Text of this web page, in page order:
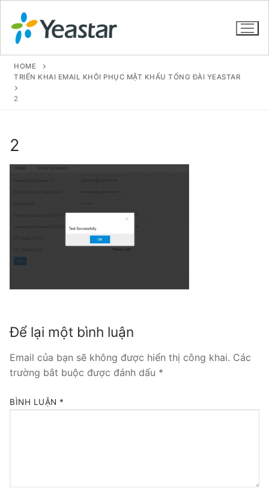
Tổng đài VoIP Yeastar S20
Tổng đài VoIP Yeastar S50
Tổng đài VoIP Yeastar S300
Tổng đài Yeastar Cloud
IPPBX FOR LARGE ENTERPRISES
Tổng đài Yeastar K2
HOME
TRIỂN KHAI EMAIL KHÔI PHỤC MẬT KHẨU TỔNG ĐÀI YEASTAR
2
2
Để lại một bình luận
Email của bạn sẽ không được hiển thị công khai. Các
trường bắt buộc được đánh dấu *
BÌNH LUẬN *